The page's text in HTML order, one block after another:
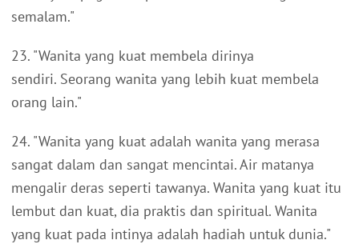
semalam."
23. "Wanita yang kuat membela dirinya
sendiri. Seorang wanita yang lebih kuat membela
orang lain."
24. "Wanita yang kuat adalah wanita yang merasa
sangat dalam dan sangat mencintai. Air matanya
mengalir deras seperti tawanya. Wanita yang kuat itu
lembut dan kuat, dia praktis dan spiritual. Wanita
yang kuat pada intinya adalah hadiah untuk dunia."